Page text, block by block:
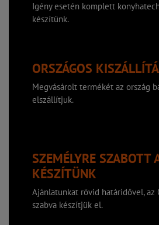
Igény esetén komplett
készítünk.
ORSZÁGOS
Megvásárolt termékét az ország
elszállítjuk.
SZEMÉLYRE SZABOTT
KÉSZÍTÜNK
Ajánlatunkat rövid határidővel, az
szabva készítjük el.